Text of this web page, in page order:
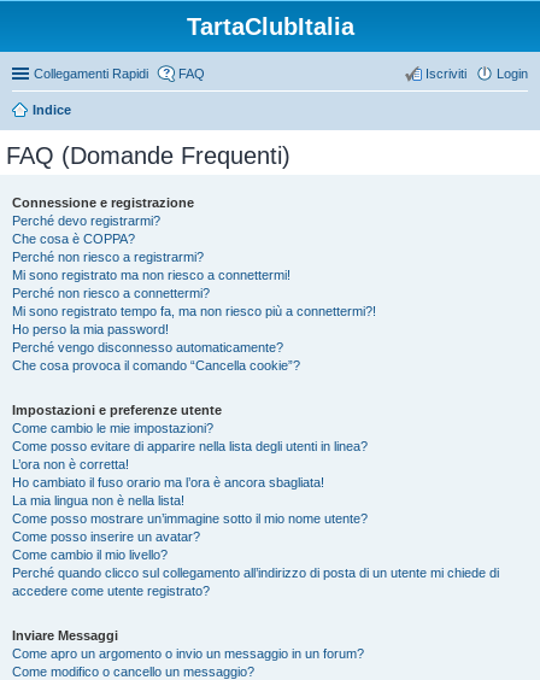
TartaClubItalia
Collegamenti Rapidi FAQ Login
Iscriviti
Indice
FAQ (Domande Frequenti)
Connessione e registrazione
Perché devo registrarmi?
Che cosa è COPPA?
Perché non riesco a registrarmi?
Mi sono registrato ma non riesco a connettermi!
Perché non riesco a connettermi?
Mi sono registrato tempo fa, ma non riesco più a connettermi?!
Ho perso la mia password!
Perché vengo disconnesso automaticamente?
Che cosa provoca il comando “Cancella cookie”?
Impostazioni e preferenze utente
Come cambio le mie impostazioni?
Come posso evitare di apparire nella lista degli utenti in linea?
L’ora non è corretta!
Ho cambiato il fuso orario ma l’ora è ancora sbagliata!
La mia lingua non è nella lista!
Come posso mostrare un’immagine sotto il mio nome utente?
Come posso inserire un avatar?
Come cambio il mio livello?
Perché quando clicco sul collegamento all’indirizzo di posta di un utente mi chiede di
accedere come utente registrato?
Inviare Messaggi
Come apro un argomento o invio un messaggio in un forum?
Come modifico o cancello un messaggio?